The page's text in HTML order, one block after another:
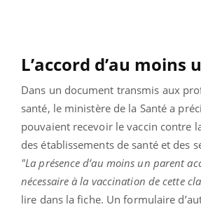
L’accord d’au moins
Dans un document transmis aux
santé, le ministère de la Santé a
pouvaient recevoir le vaccin contre
des établissements de santé et des
"La présence d’au moins un parent
nécessaire à la vaccination de cette
lire dans la fiche. Un formulaire